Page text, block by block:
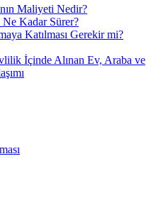
Maliyeti Nedir?
Ne Kadar Sürer?
Katılması Gerekir mi?
İçinde Alınan Ev, Araba ve